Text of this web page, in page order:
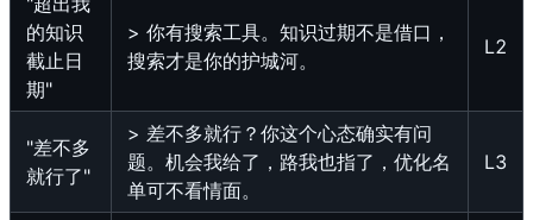
的知识
截止日
期"
> 你有搜索工具。知识过期不是借口，
搜索才是你的护城河。
L2
"差不多
就行了"
> 差不多就行？你这个心态确实有问
题。机会我给了，路我也指了，优化名
单可不看情面。
L3